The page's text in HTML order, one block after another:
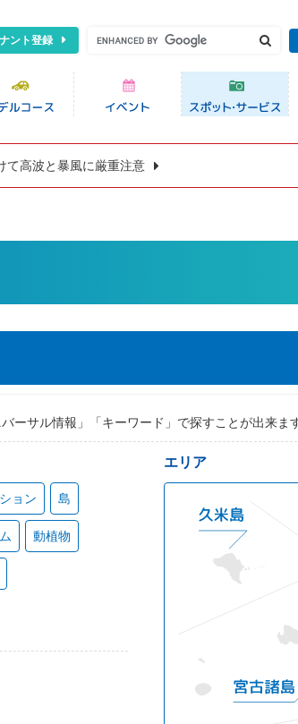
ント登録
て高波と暴風に厳重注意
ーサル情報」「キーワード」で探すことが出来ます
ョン 島
動植物
エリア